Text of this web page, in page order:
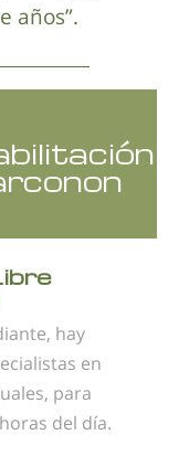
años”.
hay
en
para
del día.